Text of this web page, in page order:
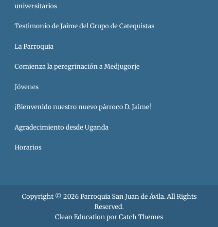
universitarios
Testimonio de Jaime del Grupo de Catequistas
La Parroquia
Comienza la peregrinación a Medjugorje
Jóvenes
¡Bienvenido nuestro nuevo párroco D. Jaime!
Agradecimiento desde Uganda
Horarios
Copyright © 2026Parroquia San Juan de Ávila. All Rights
Reserved.
Clean Education porCatch Themes